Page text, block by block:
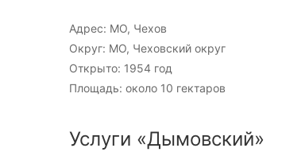
Адрес: МО, Чехов
Округ: МО, Чеховский округ
Открыто: 1954 год
Площадь: около 10 гектаров
Услуги «Дымовский»